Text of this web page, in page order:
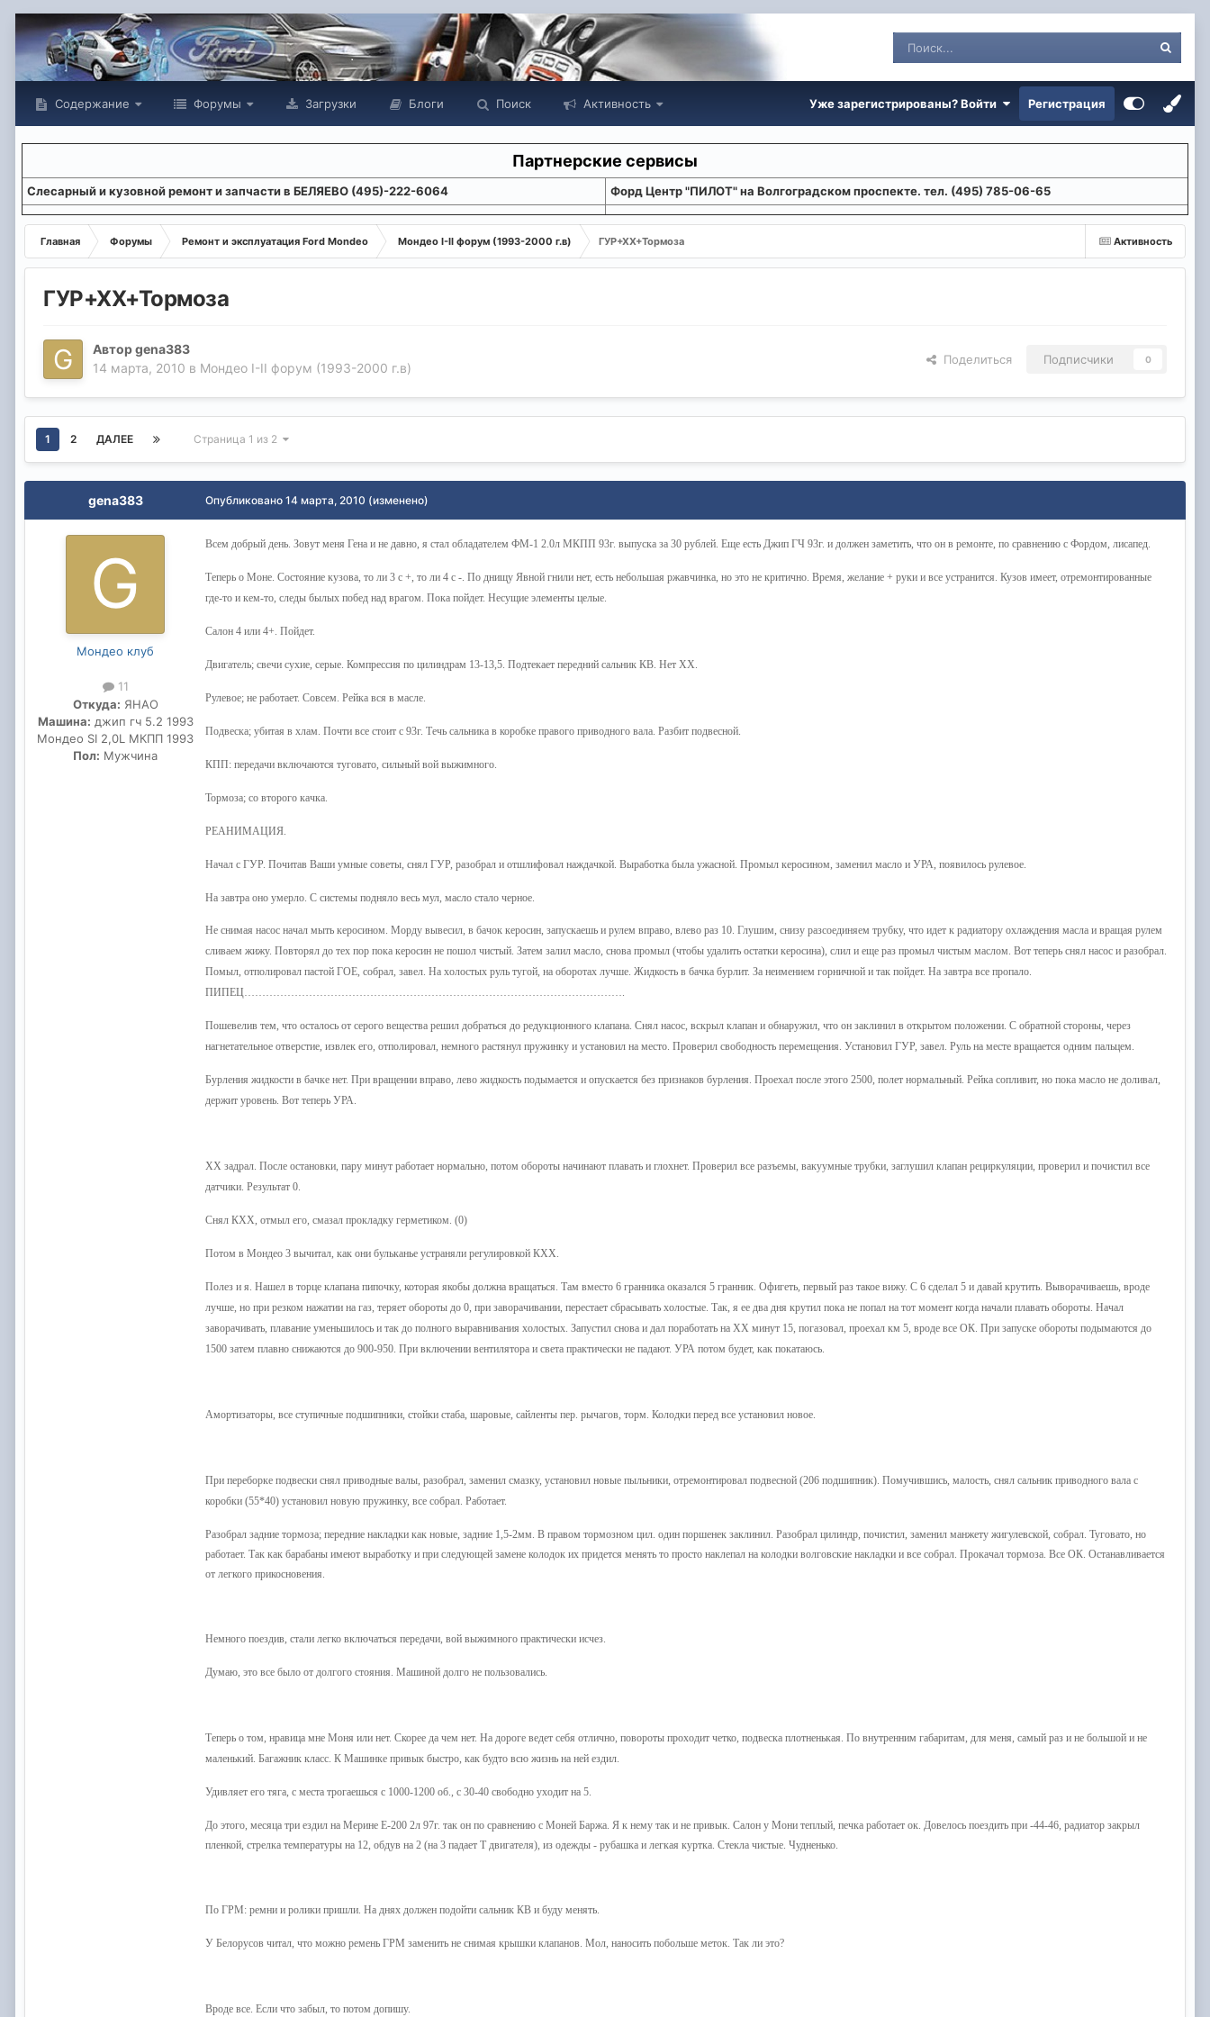
Содержание Форумы Загрузки Блоги Поиск Активность Уже зарегистрированы? Войти Регистрация
Партнерские сервисы
Слесарный и кузовной ремонт и запчасти в БЕЛЯЕВО (495)-222-6064 Форд Центр "ПИЛОТ" на Волгоградском проспекте. тел. (495) 785-06-65
Активность
Главная Форумы Ремонт и эксплуатация Ford Mondeo Мондео I-II форум (1993-2000 г.в) ГУР+ХХ+Тормоза
ГУР+ХХ+Тормоза
Авторgena383
14 марта, 2010 в Мондео I-II форум (1993-2000 г.в)
Поделиться Подписчики 0
1 2 ДАЛЕЕ Страница 1 из 2
gena383
Мондео клуб
11
Откуда: ЯНАО
Машина: джип гч 5.2 1993
Мондео SI 2,0L МКПП 1993
Пол: Мужчина
Опубликовано 14 марта, 2010 (изменено)
Всем добрый день. Зовут меня Гена и не давно, я стал обладателем ФМ-1 2.0л МКПП 93г. выпуска за 30 рублей. Еще есть Джип ГЧ 93г. и должен заметить, что он в ремонте, по сравнению с Фордом, лисапед.
Теперь о Моне. Состояние кузова, то ли 3 с +, то ли 4 с -. По днищу Явной гнили нет, есть небольшая ржавчинка, но это не критично. Время, желание + руки и все устранится. Кузов имеет, отремонтированные
где-то и кем-то, следы былых побед над врагом. Пока пойдет. Несущие элементы целые.
Салон 4 или 4+. Пойдет.
Двигатель; свечи сухие, серые. Компрессия по цилиндрам 13-13,5. Подтекает передний сальник КВ. Нет ХХ.
Рулевое; не работает. Совсем. Рейка вся в масле.
Подвеска; убитая в хлам. Почти все стоит с 93г. Течь сальника в коробке правого приводного вала. Разбит подвесной.
КПП: передачи включаются туговато, сильный вой выжимного.
Тормоза; со второго качка.
РЕАНИМАЦИЯ.
Начал с ГУР. Почитав Ваши умные советы, снял ГУР, разобрал и отшлифовал наждачкой. Выработка была ужасной. Промыл керосином, заменил масло и УРА, появилось рулевое.
На завтра оно умерло. С системы подняло весь мул, масло стало черное.
Не снимая насос начал мыть керосином. Морду вывесил, в бачок керосин, запускаешь и рулем вправо, влево раз 10. Глушим, снизу разсоединяем трубку, что идет к радиатору охлаждения масла и вращая рулем
сливаем жижу. Повторял до тех пор пока керосин не пошол чистый. Затем залил масло, снова промыл (чтобы удалить остатки керосина), слил и еще раз промыл чистым маслом. Вот теперь снял насос и разобрал.
Помыл, отполировал пастой ГОЕ, собрал, завел. На холостых руль тугой, на оборотах лучше. Жидкость в бачка бурлит. За неимением горничной и так пойдет. На завтра все пропало.
ПИПЕЦ…………………………………………………………………………………………….
Пошевелив тем, что осталось от серого вещества решил добраться до редукционного клапана. Снял насос, вскрыл клапан и обнаружил, что он заклинил в открытом положении. С обратной стороны, через
нагнетательное отверстие, извлек его, отполировал, немного растянул пружинку и установил на место. Проверил свободность перемещения. Установил ГУР, завел. Руль на месте вращается одним пальцем.
Бурления жидкости в бачке нет. При вращении вправо, лево жидкость подымается и опускается без признаков бурления. Проехал после этого 2500, полет нормальный. Рейка сопливит, но пока масло не доливал,
держит уровень. Вот теперь УРА.
ХХ задрал. После остановки, пару минут работает нормально, потом обороты начинают плавать и глохнет. Проверил все разъемы, вакуумные трубки, заглушил клапан рециркуляции, проверил и почистил все
датчики. Результат 0.
Снял КХХ, отмыл его, смазал прокладку герметиком. (0)
Потом в Мондео 3 вычитал, как они бульканье устраняли регулировкой КХХ.
Полез и я. Нашел в торце клапана пипочку, которая якобы должна вращаться. Там вместо 6 гранника оказался 5 гранник. Офигеть, первый раз такое вижу. С 6 сделал 5 и давай крутить. Выворачиваешь, вроде
лучше, но при резком нажатии на газ, теряет обороты до 0, при заворачивании, перестает сбрасывать холостые. Так, я ее два дня крутил пока не попал на тот момент когда начали плавать обороты. Начал
заворачивать, плавание уменьшилось и так до полного выравнивания холостых. Запустил снова и дал поработать на ХХ минут 15, погазовал, проехал км 5, вроде все ОК. При запуске обороты подымаются до
1500 затем плавно снижаются до 900-950. При включении вентилятора и света практически не падают. УРА потом будет, как покатаюсь.
Амортизаторы, все ступичные подшипники, стойки стаба, шаровые, сайленты пер. рычагов, торм. Колодки перед все установил новое.
При переборке подвески снял приводные валы, разобрал, заменил смазку, установил новые пыльники, отремонтировал подвесной (206 подшипник). Помучившись, малость, снял сальник приводного вала с
коробки (55*40) установил новую пружинку, все собрал. Работает.
Разобрал задние тормоза; передние накладки как новые, задние 1,5-2мм. В правом тормозном цил. один поршенек заклинил. Разобрал цилиндр, почистил, заменил манжету жигулевской, собрал. Туговато, но
работает. Так как барабаны имеют выработку и при следующей замене колодок их придется менять то просто наклепал на колодки волговские накладки и все собрал. Прокачал тормоза. Все ОК. Останавливается
от легкого прикосновения.
Немного поездив, стали легко включаться передачи, вой выжимного практически исчез.
Думаю, это все было от долгого стояния. Машиной долго не пользовались.
Теперь о том, нравица мне Моня или нет. Скорее да чем нет. На дороге ведет себя отлично, повороты проходит четко, подвеска плотненькая. По внутренним габаритам, для меня, самый раз и не большой и не
маленький. Багажник класс. К Машинке привык быстро, как будто всю жизнь на ней ездил.
Удивляет его тяга, с места трогаешься с 1000-1200 об., с 30-40 свободно уходит на 5.
До этого, месяца три ездил на Мерине Е-200 2л 97г. так он по сравнению с Моней Баржа. Я к нему так и не привык. Салон у Мони теплый, печка работает ок. Довелось поездить при -44-46, радиатор закрыл
пленкой, стрелка температуры на 12, обдув на 2 (на 3 падает Т двигателя), из одежды - рубашка и легкая куртка. Стекла чистые. Чудненько.
По ГРМ: ремни и ролики пришли. На днях должен подойти сальник КВ и буду менять.
У Белорусов читал, что можно ремень ГРМ заменить не снимая крышки клапанов. Мол, наносить побольше меток. Так ли это?
Вроде все. Если что забыл, то потом допишу.